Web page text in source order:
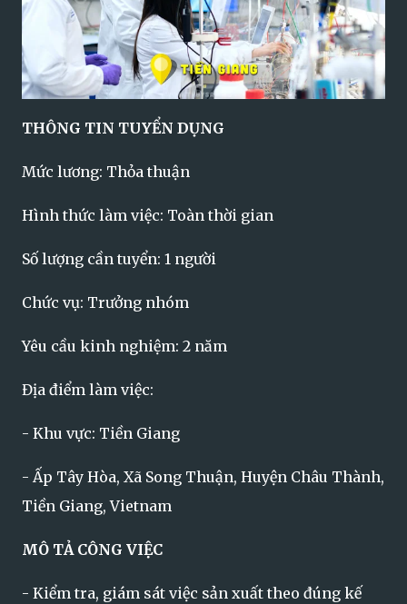
THÔNG TIN TUYỂN DỤNG
Mức lương: Thỏa thuận
Hình thức làm việc: Toàn thời gian
Số lượng cần tuyển: 1 người
Chức vụ: Trưởng nhóm
Yêu cầu kinh nghiệm: 2 năm
Địa điểm làm việc:
- Khu vực: Tiền Giang
- Ấp Tây Hòa, Xã Song Thuận, Huyện Châu Thành,
Tiền Giang, Vietnam
MÔ TẢ CÔNG VIỆC
- Kiểm tra, giám sát việc sản xuất theo đúng kế